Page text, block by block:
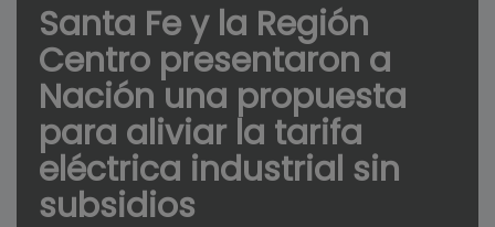
Santa Fe y la Región
Centro presentaron a
Nación una propuesta
para aliviar la tarifa
eléctrica industrial sin
subsidios